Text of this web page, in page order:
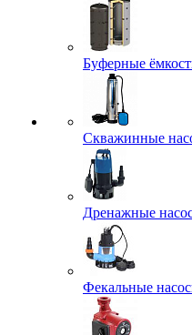
Буферные
Скважинные
Дренажные
Фекальные